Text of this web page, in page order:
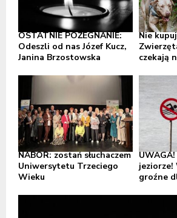
OSTATNIE POŻEGNANIE:
Odeszli od nas Józef Kucz,
Janina Brzostowska
Nie
czekają
NABÓR: zostań słuchaczem
Uniwersytetu Trzeciego
Wieku
jeziorze!
groźne